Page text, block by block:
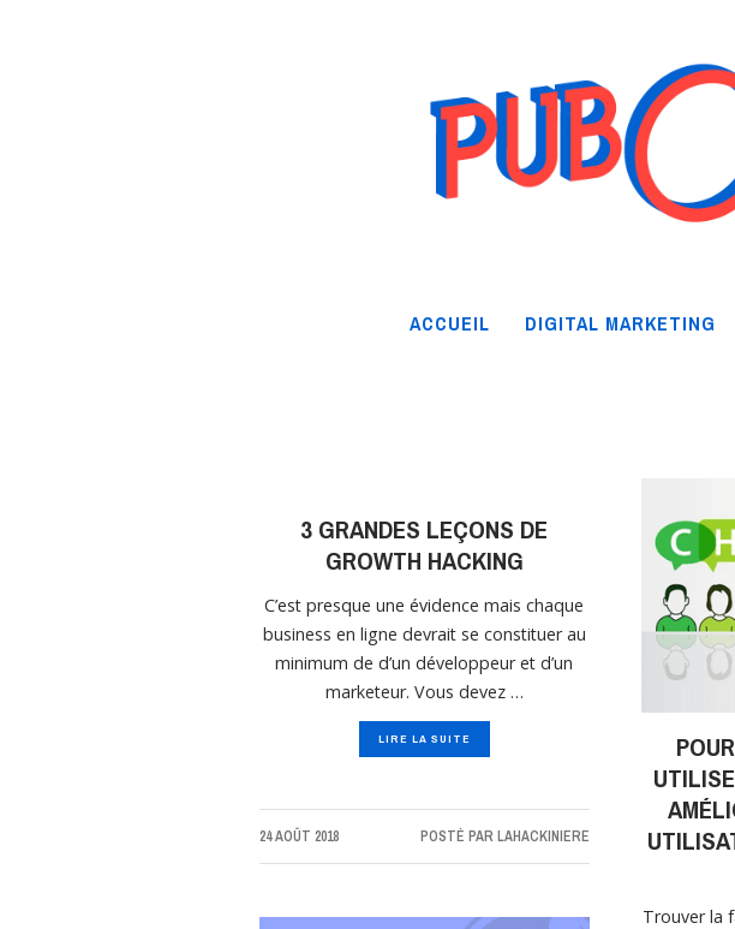
ACCUEIL DIGITAL MARKETING
3 GRANDES LEÇONS DE
GROWTH HACKING
C’est presque une évidence mais chaque
business en ligne devrait se constituer au
minimum de d’un développeur et d’un
marketeur. Vous devez …
LIRE LA SUITE
24 AOÛT 2018 POSTÉ PAR LAHACKINIERE
Trouver la